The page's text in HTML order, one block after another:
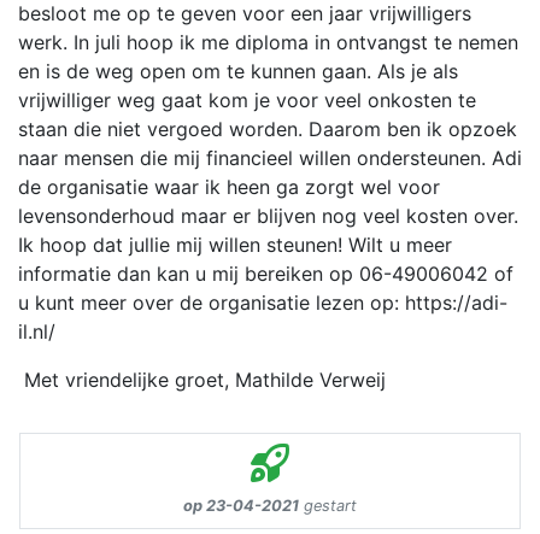
besloot me op te geven voor een jaar vrijwilligers
werk. In juli hoop ik me diploma in ontvangst te nemen
en is de weg open om te kunnen gaan. Als je als
vrijwilliger weg gaat kom je voor veel onkosten te
staan die niet vergoed worden. Daarom ben ik opzoek
naar mensen die mij financieel willen ondersteunen. Adi
de organisatie waar ik heen ga zorgt wel voor
levensonderhoud maar er blijven nog veel kosten over.
Ik hoop dat jullie mij willen steunen! Wilt u meer
informatie dan kan u mij bereiken op 06-49006042 of
u kunt meer over de organisatie lezen op: https://adi-
il.nl/
Met vriendelijke groet, Mathilde Verweij
op 23-04-2021 gestart